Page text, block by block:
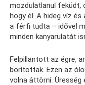
mozdulatlanul feküdt,
hogy él. A hideg víz
a férfi tudta – idővel
minden kanyarulatát
Felpillantott az égre,
borítottak. Ezen az
volna áttörni.